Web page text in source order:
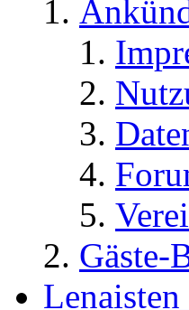
Gäste-
Lenaisten